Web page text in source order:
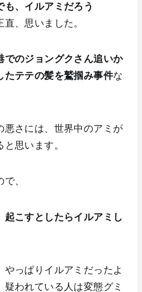
も、イルアミだろう
、思いました。
でのジョングクさん追いか
たテテの髪を鷲掴み事件な
悪さには、世界中のアミが
思います。
、
起こすとしたらイルアミし
やっぱりイルアミだったよ
疑われている人は変態グミ